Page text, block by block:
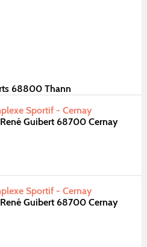
68800 Thann
Sportif - Cernay
Guibert 68700 Cernay
Sportif - Cernay
Guibert 68700 Cernay